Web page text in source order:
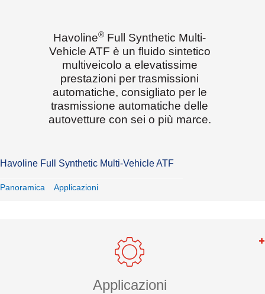
Havoline® Full Synthetic Multi-
Vehicle ATF è un fluido sintetico
multiveicolo a elevatissime
prestazioni per trasmissioni
automatiche, consigliato per le
trasmissione automatiche delle
autovetture con sei o più marce.
Havoline Full Synthetic Multi-Vehicle ATF
Panoramica Applicazioni
Applicazioni